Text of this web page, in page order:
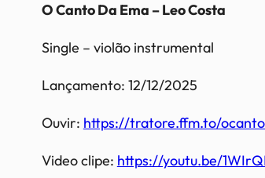
O Canto Da Ema – Leo Costa
Single – violão instrumental
Lançamento: 12/12/2025
Ouvir: https://tratore.ffm.to/
Video clipe: https://youtu.be/